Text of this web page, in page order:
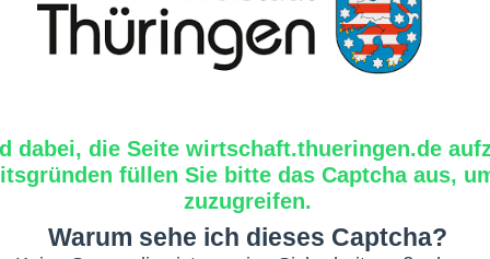
dabei, die Seite wirtschaft.thueringen.de
füllen Sie bitte das Captcha aus,
zuzugreifen.
Warum sehe ich dieses Captcha?